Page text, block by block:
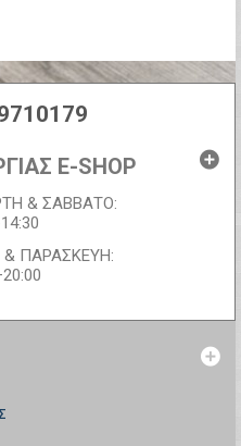
E-SHOP
& ΣΑΒΒΑΤΟ:
ΠΑΡΑΣΚΕΥΗ: